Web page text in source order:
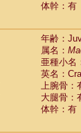
体幹：有
年齢：
属名：
亜種小名
英名：
上腕骨：
大腿骨：
体幹：有